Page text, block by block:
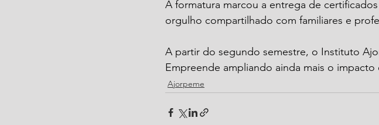
A formatura marcou a entrega de
orgulho compartilhado com familiares e
A partir do segundo semestre, o Instituto
Empreende ampliando ainda mais o
Ajorpeme